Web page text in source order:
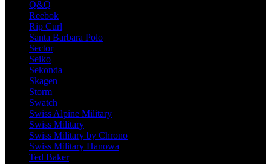
Q&Q
Reebok
Rip Curl
Santa Barbara Polo
Sector
Seiko
Sekonda
Skagen
Storm
Swatch
Swiss Alpine Military
Swiss Military
Swiss Military by Chrono
Swiss Military Hanowa
Ted Baker